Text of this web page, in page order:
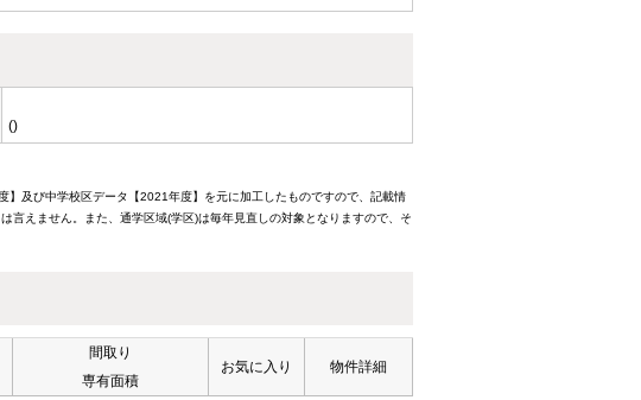
()
及び中学校区データ【2021年度】を元に加工したものですので、記載情
言えません。また、通学区域(学区)は毎年見直しの対象となりますので、そ
間取り
専有面積
お気に入り 物件詳細